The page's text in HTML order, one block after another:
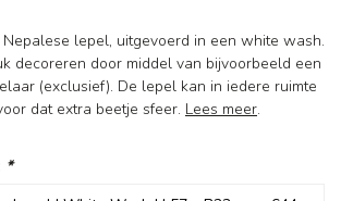
lepel, uitgevoerd in een white wash.
decoreren door middel van bijvoorbeeld een
(exclusief). De lepel kan in iedere ruimte
dat extra beetje sfeer. Lees meer.
*